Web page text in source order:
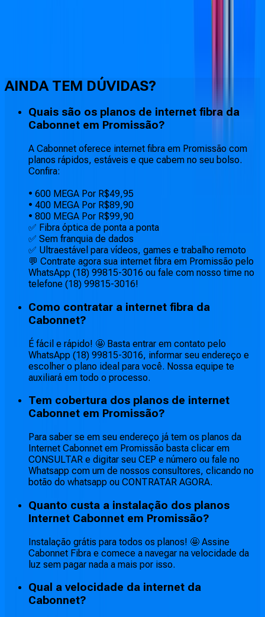
AINDA TEM DÚVIDAS?
Quais são os planos de internet fibra da
Cabonnet em Promissão?
A Cabonnet oferece internet fibra em Promissão com
planos rápidos, estáveis e que cabem no seu bolso.
Confira:
• 600 MEGA Por R$49,95
• 400 MEGA Por R$89,90
• 800 MEGA Por R$99,90
✅ Fibra óptica de ponta a ponta
✅ Sem franquia de dados
✅ Ultraestável para vídeos, games e trabalho remoto
💬 Contrate agora sua internet fibra em Promissão pelo
WhatsApp (18) 99815-3016 ou fale com nosso time no
telefone (18) 99815-3016!
Como contratar a internet fibra da
Cabonnet?
É fácil e rápido! 🤩 Basta entrar em contato pelo
WhatsApp (18) 99815-3016, informar seu endereço e
escolher o plano ideal para você. Nossa equipe te
auxiliará em todo o processo.
Tem cobertura dos planos de internet
Cabonnet em Promissão?
Para saber se em seu endereço já tem os planos da
Internet Cabonnet em Promissão basta clicar em
CONSULTAR e digitar seu CEP e número ou fale no
Whatsapp com um de nossos consultores, clicando no
botão do whatsapp ou CONTRATAR AGORA.
Quanto custa a instalação dos planos
Internet Cabonnet em Promissão?
Instalação grátis para todos os planos! 🤩 Assine
Cabonnet Fibra e comece a navegar na velocidade da
luz sem pagar nada a mais por isso.
Qual a velocidade da internet da
Cabonnet?